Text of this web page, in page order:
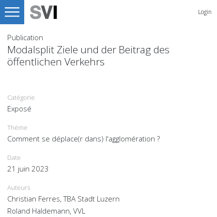
Login
Publication
Modalsplit Ziele und der Beitrag des
öffentlichen Verkehrs
Catégorie
Exposé
Thème
Comment se déplace(r dans) l'agglomération ?
Date
21 juin 2023
Auteurs
Christian Ferres, TBA Stadt Luzern
Roland Haldemann, VVL